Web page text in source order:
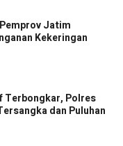
Jatim
Kekeringan
Terbongkar, Polres
dan Puluhan